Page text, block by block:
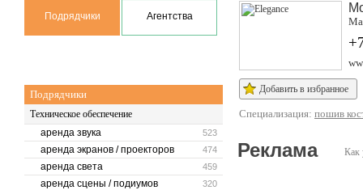
Подрядчики Агентства
Подрядчики
Техническое обеспечение
523
аренда звука
474
аренда экранов / проекторов
459
аренда света
320
аренда сцены / подиумов
Добавить в избранное
Специализация: пошив
Как
Реклама